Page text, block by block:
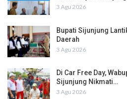
3 Agu 2026
Bupati Sijunjung
Daerah
3 Agu 2026
Di Car Free Day,
Sijunjung Nikmati…
3 Agu 2026